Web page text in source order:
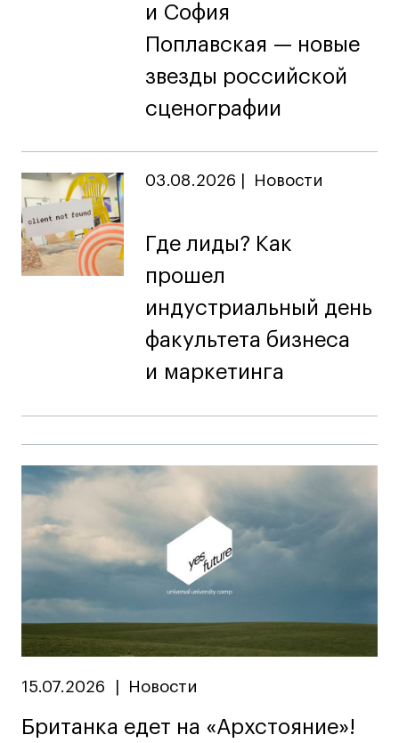
и София
Поплавская — новые
звезды российской
сценографии
03.08.2026 Новости
Где лиды? Как
прошел
индустриальный день
факультета бизнеса
и маркетинга
15.07.2026 Новости
Британка едет на «Архстояние»!